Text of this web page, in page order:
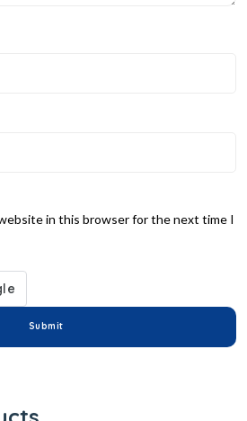
website in this browser for the next time I